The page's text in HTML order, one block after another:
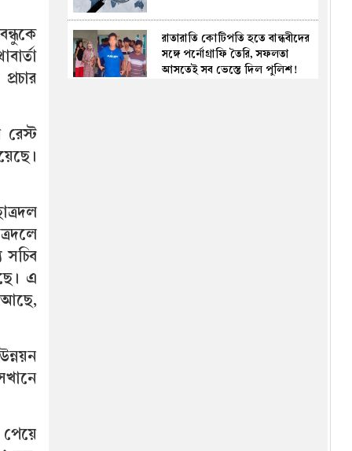
এ
আছে,
রোহিঙ্গা ক্যাম্পে ওয়াশরুম থেকে
পুলিশ কর্মকর্তার মরদেহ উদ্ধার
রাতারাতি কোটিপতি হতে বান্ধবীদের
সঙ্গে পর্নোগ্রাফি তৈরি, সফলতা
আসতেই সব ভেস্তে দিল পুলিশ!